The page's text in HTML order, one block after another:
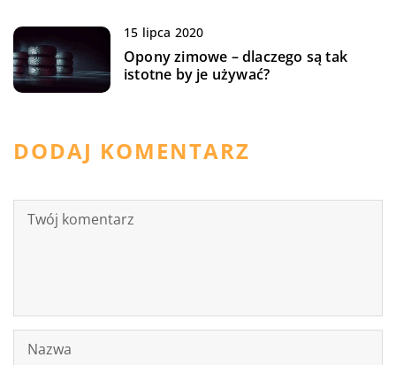
15 lipca 2020
Opony zimowe – dlaczego są tak
istotne by je używać?
DODAJ KOMENTARZ